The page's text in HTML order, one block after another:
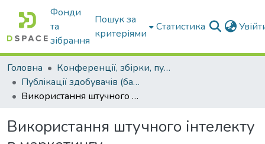
Фонди
та
зібрання
Пошук за
критеріями
Статистика
Головна
Конференції, збірки, публікації молодих вчених і здобувачів : магістрів, бакалаврів, аспірантів.
Публікації здобувачів (бакалаврів. магістрів, аспірантів)
Використання штучного інтелекту в маркетингу
Використання штучного інтелекту